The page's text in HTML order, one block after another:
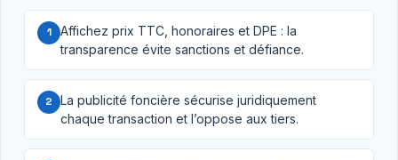
1
Affichez prix TTC, honoraires et DPE : la
transparence évite sanctions et défiance.
2
La publicité foncière sécurise juridiquement
chaque transaction et l’oppose aux tiers.